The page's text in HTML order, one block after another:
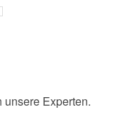
Experten.